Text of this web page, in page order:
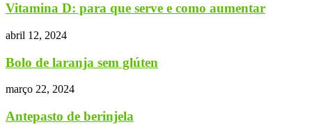
Vitamina D: para que serve e como aumentar
abril 12, 2024
Bolo de laranja sem glúten
março 22, 2024
Antepasto de berinjela